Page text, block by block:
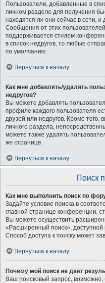
Пользователи, добавленные в
личном разделе для получения
находятся ли они сейчас в сети,
Сообщения от этих
поддерживается стилем
в список недругов, то любые
по умолчанию.
Вернуться к началу
Как мне добавлять/удалять
недругов?
Вы можете добавлять
профиле каждого пользователя
друзей или недругов. Кроме того,
личного раздела,
можете также удалять
же странице.
Вернуться к началу
Поиск
Как мне выполнить поиск по
Задайте условие поиска в
главной странице конференции,
Вы можете осуществить
«Расширенный поиск»,
Способ доступа к поиску может
Вернуться к началу
Почему мой поиск не даёт
Ваш поисковый запрос,